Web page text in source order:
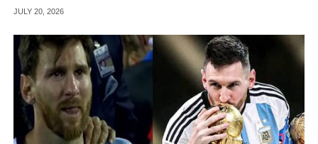
JULY 20, 2026